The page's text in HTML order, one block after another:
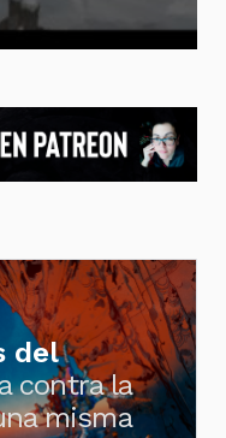
del
contra la
misma